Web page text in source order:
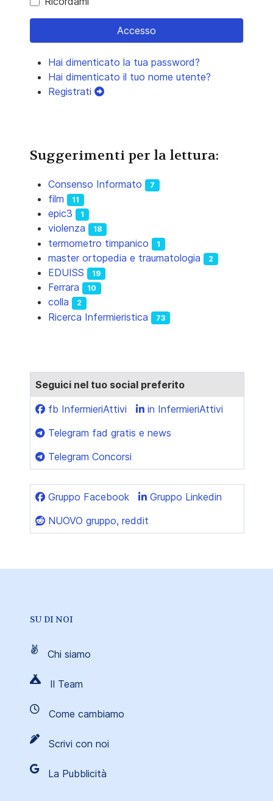
Accesso
Hai dimenticato la tua password?
Hai dimenticato il tuo nome utente?
Registrati
Suggerimenti per la lettura:
Consenso Informato 7
film 11
epic3 1
violenza 18
termometro timpanico 1
master ortopedia e traumatologia 2
EDUISS 19
Ferrara 10
colla 2
Ricerca Infermieristica 73
Seguici nel tuo social preferito
fb InfermieriAttivi
in InfermieriAttivi
Telegram fad gratis e news
Telegram Concorsi
Gruppo Facebook
Gruppo Linkedin
NUOVO gruppo, reddit
SU DI NOI
Chi siamo
Il Team
Come cambiamo
Scrivi con noi
La Pubblicità